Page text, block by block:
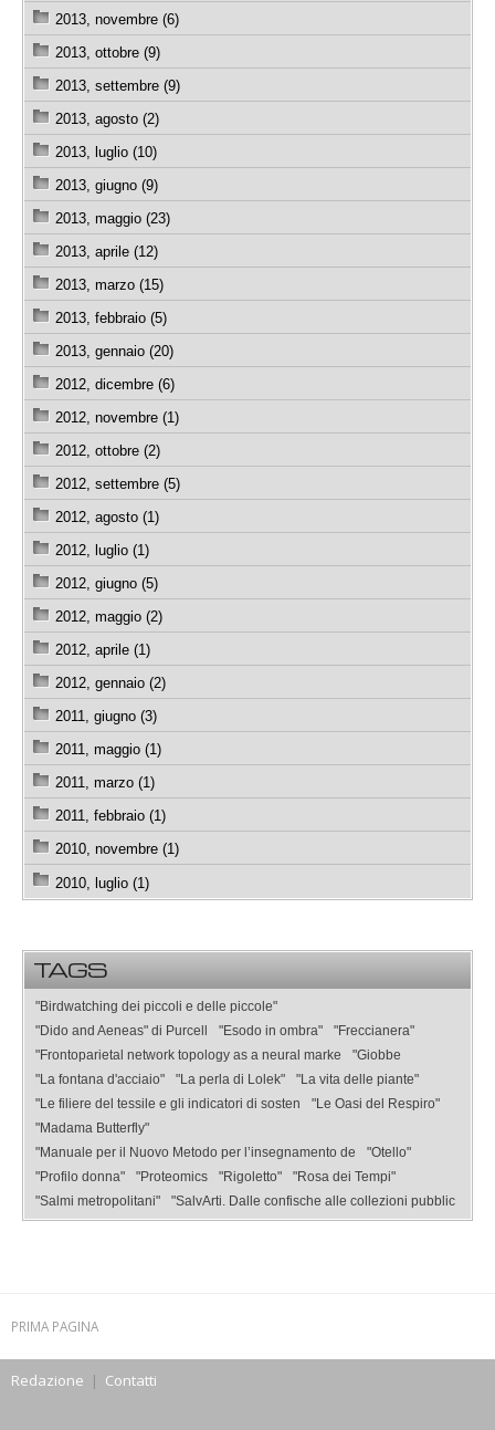
2013, novembre (6)
2013, ottobre (9)
2013, settembre (9)
2013, agosto (2)
2013, luglio (10)
2013, giugno (9)
2013, maggio (23)
2013, aprile (12)
2013, marzo (15)
2013, febbraio (5)
2013, gennaio (20)
2012, dicembre (6)
2012, novembre (1)
2012, ottobre (2)
2012, settembre (5)
2012, agosto (1)
2012, luglio (1)
2012, giugno (5)
2012, maggio (2)
2012, aprile (1)
2012, gennaio (2)
2011, giugno (3)
2011, maggio (1)
2011, marzo (1)
2011, febbraio (1)
2010, novembre (1)
2010, luglio (1)
TAGS
"Birdwatching dei piccoli e delle piccole"
"Dido and Aeneas" di Purcell
"Esodo in ombra"
"Freccianera"
"Frontoparietal network topology as a neural marke
"Giobbe
"La fontana d'acciaio"
"La perla di Lolek"
"La vita delle piante"
"Le filiere del tessile e gli indicatori di sosten
"Le Oasi del Respiro"
"Madama Butterfly"
"Manuale per il Nuovo Metodo per l’insegnamento de
"Otello"
"Profilo donna"
"Proteomics "Rigoletto"
"Rosa dei Tempi"
"Salmi metropolitani"
"SalvArti. Dalle confische alle collezioni pubblic
PRIMA PAGINA
Redazione | Contatti